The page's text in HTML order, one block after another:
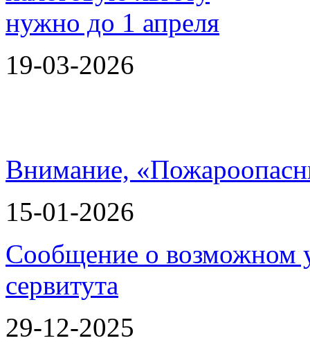
19-03-2026
Внимание,
15-01-2026
Сообщение о возможном
сервитута
29-12-2025